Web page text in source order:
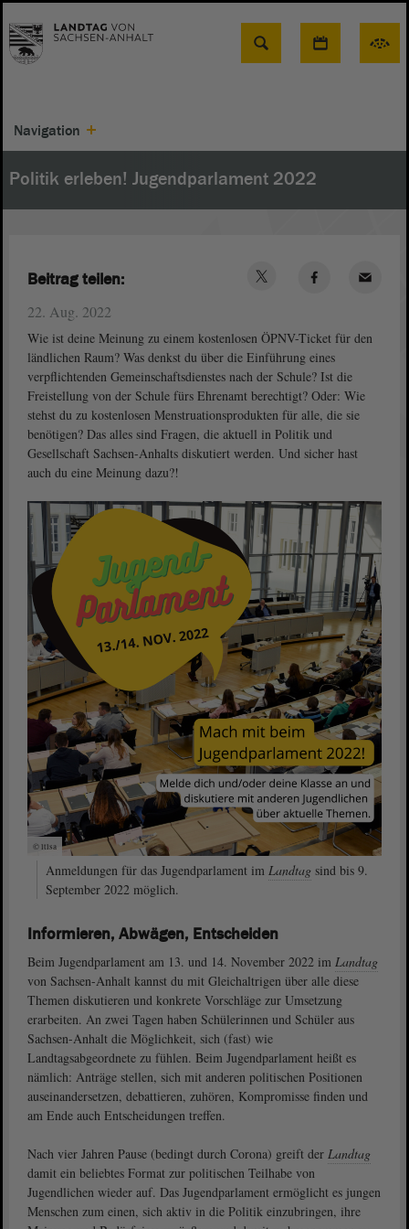
Suche
Navigation
Politik erleben! Jugendparlament 2022
22. Aug. 2022
Wie ist deine Meinung zu einem kostenlosen ÖPNV-Ticket für den
ländlichen Raum? Was denkst du über die Einführung eines
verpflichtenden Gemeinschaftsdienstes nach der Schule? Ist die
Freistellung von der Schule fürs Ehrenamt berechtigt? Oder: Wie
stehst du zu kostenlosen Menstruationsprodukten für alle, die sie
benötigen? Das alles sind Fragen, die aktuell in Politik und
Gesellschaft Sachsen-Anhalts diskutiert werden. Und sicher hast
auch du eine Meinung dazu?!
© ltlsa
Anmeldungen für das Jugendparlament im Landtag sind bis 9.
September 2022 möglich.
Informieren, Abwägen, Entscheiden
Beim Jugendparlament am 13. und 14. November 2022 im Landtag
von Sachsen-Anhalt kannst du mit Gleichaltrigen über alle diese
Themen diskutieren und konkrete Vorschläge zur Umsetzung
erarbeiten. An zwei Tagen haben Schülerinnen und Schüler aus
Sachsen-Anhalt die Möglichkeit, sich (fast) wie
Landtagsabgeordnete zu fühlen. Beim Jugendparlament heißt es
nämlich: Anträge stellen, sich mit anderen politischen Positionen
auseinandersetzen, debattieren, zuhören, Kompromisse finden und
am Ende auch Entscheidungen treffen.
Nach vier Jahren Pause (bedingt durch Corona) greift der Landtag
damit ein beliebtes Format zur politischen Teilhabe von
Jugendlichen wieder auf. Das Jugendparlament ermöglicht es jungen
Menschen zum einen, sich aktiv in die Politik einzubringen, ihre
Beitrag teilen: